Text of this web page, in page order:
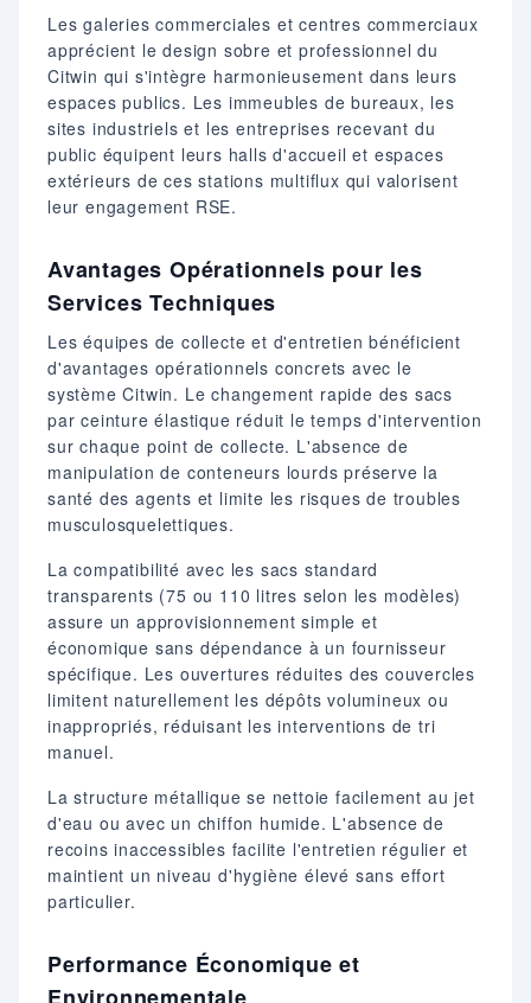
Les galeries commerciales et centres commerciaux
apprécient le design sobre et professionnel du
Citwin qui s'intègre harmonieusement dans leurs
espaces publics. Les immeubles de bureaux, les
sites industriels et les entreprises recevant du
public équipent leurs halls d'accueil et espaces
extérieurs de ces stations multiflux qui valorisent
leur engagement RSE.
Avantages Opérationnels pour les
Services Techniques
Les équipes de collecte et d'entretien bénéficient
d'avantages opérationnels concrets avec le
système Citwin. Le changement rapide des sacs
par ceinture élastique réduit le temps d'intervention
sur chaque point de collecte. L'absence de
manipulation de conteneurs lourds préserve la
santé des agents et limite les risques de troubles
musculosquelettiques.
La compatibilité avec les sacs standard
transparents (75 ou 110 litres selon les modèles)
assure un approvisionnement simple et
économique sans dépendance à un fournisseur
spécifique. Les ouvertures réduites des couvercles
limitent naturellement les dépôts volumineux ou
inappropriés, réduisant les interventions de tri
manuel.
La structure métallique se nettoie facilement au jet
d'eau ou avec un chiffon humide. L'absence de
recoins inaccessibles facilite l'entretien régulier et
maintient un niveau d'hygiène élevé sans effort
particulier.
Performance Économique et